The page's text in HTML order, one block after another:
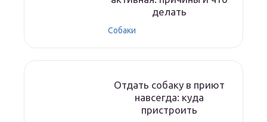
делать
Собаки
Отдать собаку в приют
навсегда: куда
пристроить